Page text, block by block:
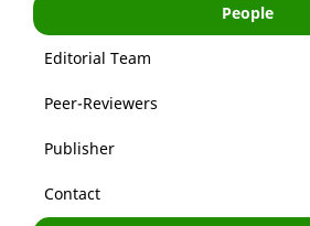
People
Editorial Team
Peer-Reviewers
Publisher
Contact